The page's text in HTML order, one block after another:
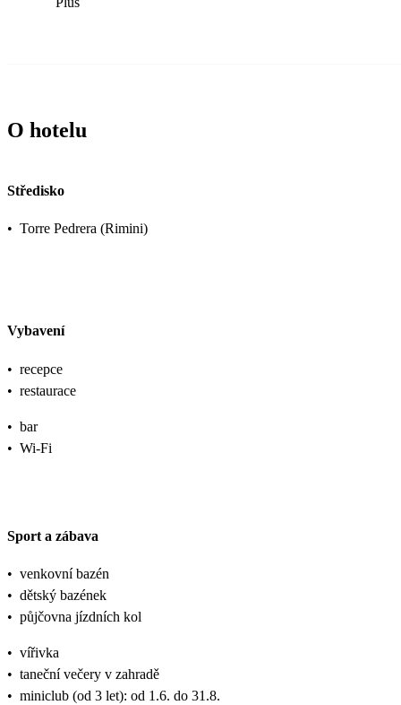
O hotelu
Středisko
• Torre Pedrera (Rimini)
Vybavení
• recepce
• restaurace
• bar
• Wi-Fi
Sport a zábava
• venkovní bazén
• dětský bazének
• půjčovna jízdních kol
• vířivka
• taneční večery v zahradě
• miniclub (od 3 let): od 1.6. do 31.8.